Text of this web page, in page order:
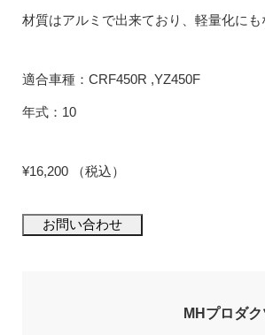
材質はアルミで出来ており、軽量化にも
適合車種：CRF450R ,YZ450F
年式：10
¥16,200 （税込）
MHプロダ